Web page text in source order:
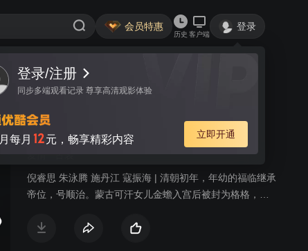
会员特惠
历史 客户端
登录
登录/注册
同步多端观看记录 尊享高清观影体验
月每月 12元，畅享精彩内容 立即开通
视频 讨论
格格要出嫁
倪睿思 朱泳腾 施丹江 寇振海 | 清朝初年，年幼的福临继承
帝位，号顺治。蒙古可汗女儿金蟾入宫后被封为格格，后
已，因为他暗恋金蟾许久。相处一段时间，金蟾发现十一